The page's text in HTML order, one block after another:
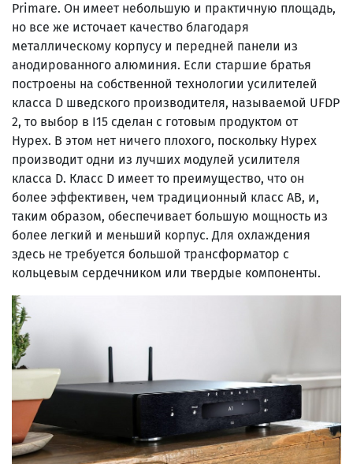
Primare. Он имеет небольшую и практичную площадь,
но все же источает качество благодаря
металлическому корпусу и передней панели из
анодированного алюминия. Если старшие братья
построены на собственной технологии усилителей
класса D шведского производителя, называемой UFDP
2, то выбор в I15 сделан с готовым продуктом от
Hypex. В этом нет ничего плохого, поскольку Hypex
производит одни из лучших модулей усилителя
класса D. Класс D имеет то преимущество, что он
более эффективен, чем традиционный класс AB, и,
таким образом, обеспечивает большую мощность из
более легкий и меньший корпус. Для охлаждения
здесь не требуется большой трансформатор с
кольцевым сердечником или твердые компоненты.